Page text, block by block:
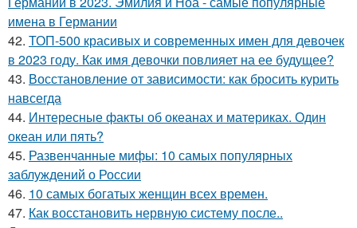
имена в Германии
42. ТОП-500 красивых и современных имен для девочек
в 2023 году. Как имя девочки повлияет на ее будущее?
43. Восстановление от зависимости: как бросить курить
навсегда
44. Интересные факты об океанах и материках. Один
океан или пять?
45. Развенчанные мифы: 10 самых популярных
заблуждений о России
46. 10 самых богатых женщин всех времен.
47. Как восстановить нервную систему после..